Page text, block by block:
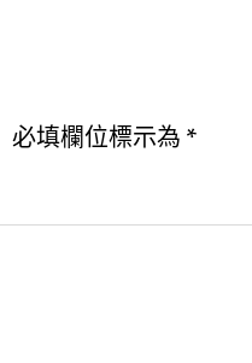
必填欄位標示為 *